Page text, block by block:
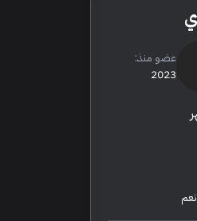
عضو منذ:
2023
نعم